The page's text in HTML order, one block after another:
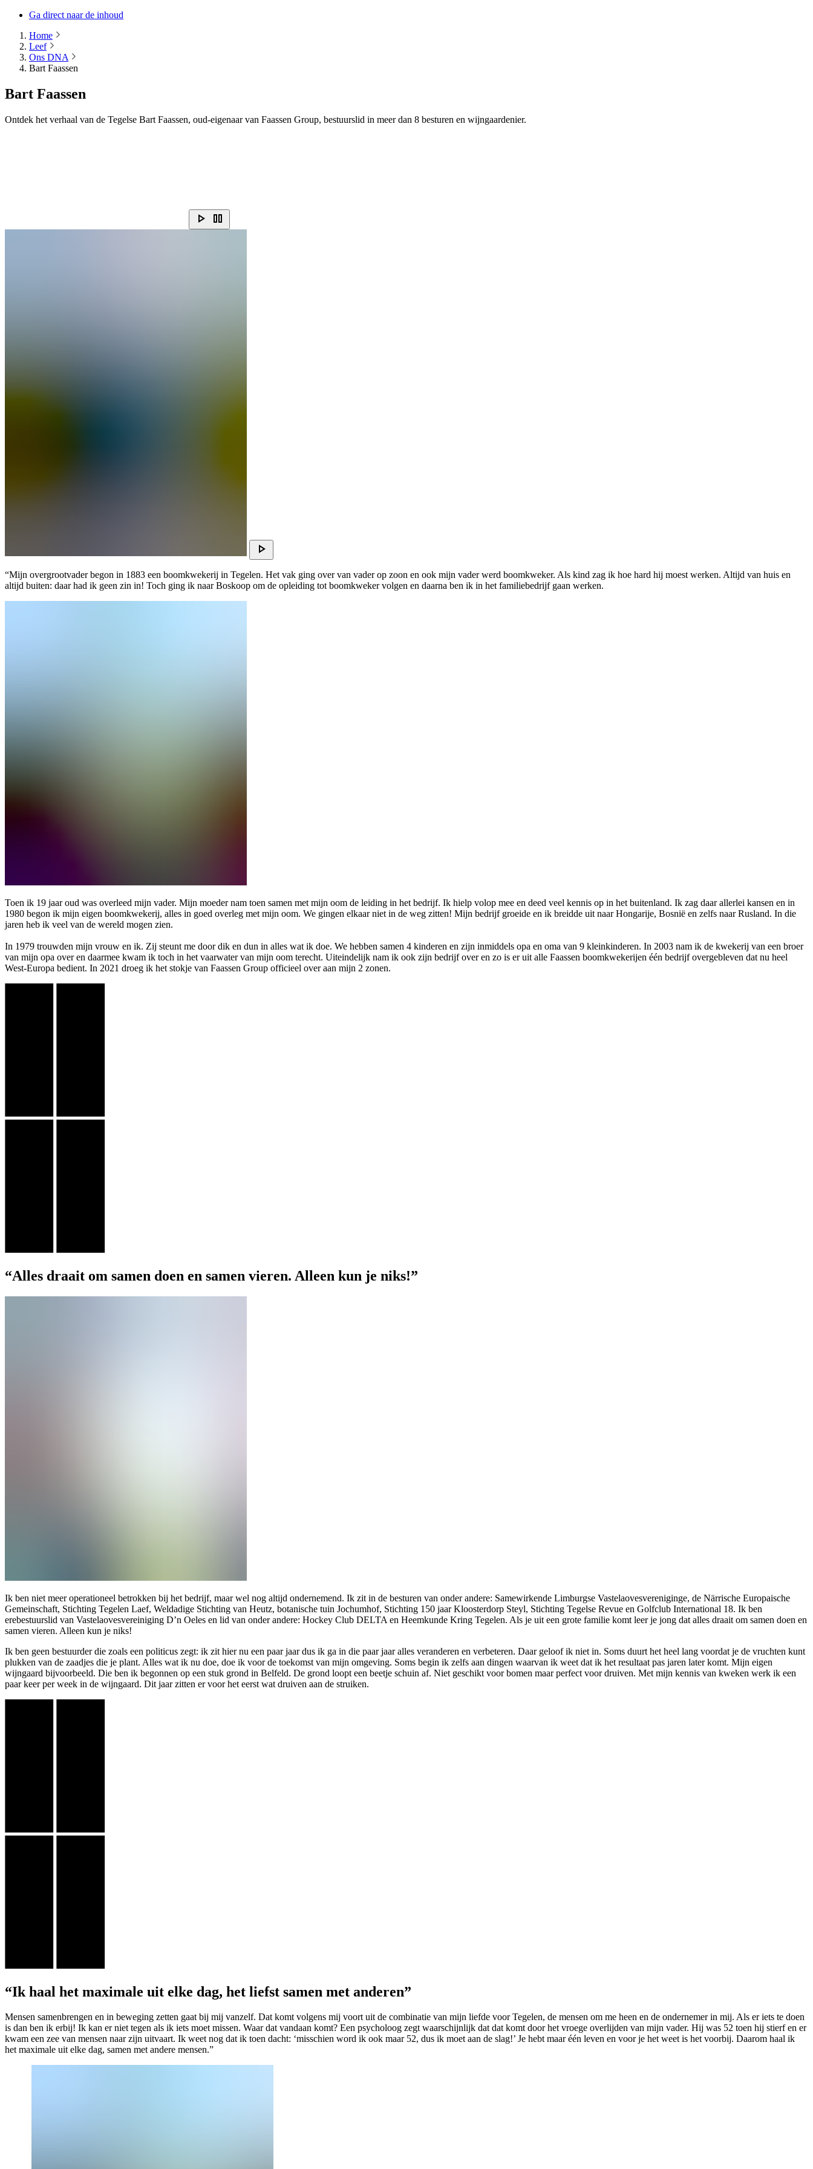
Ga direct naar de inhoud
Home
Leef
Ons DNA
Bart Faassen
Bart Faassen
Ontdek het verhaal van de Tegelse Bart Faassen, oud-eigenaar van Faassen Group, bestuurslid in meer dan 8 besturen en wijngaardenier.
“Mijn overgrootvader begon in 1883 een boomkwekerij in Tegelen. Het vak ging over van vader op zoon en ook mijn vader werd boomkweker. Als kind zag ik hoe hard hij moest werken. Altijd van huis en
altijd buiten: daar had ik geen zin in! Toch ging ik naar Boskoop om de opleiding tot boomkweker volgen en daarna ben ik in het familiebedrijf gaan werken.
Toen ik 19 jaar oud was overleed mijn vader. Mijn moeder nam toen samen met mijn oom de leiding in het bedrijf. Ik hielp volop mee en deed veel kennis op in het buitenland. Ik zag daar allerlei kansen en in
1980 begon ik mijn eigen boomkwekerij, alles in goed overleg met mijn oom. We gingen elkaar niet in de weg zitten! Mijn bedrijf groeide en ik breidde uit naar Hongarije, Bosnië en zelfs naar Rusland. In die
jaren heb ik veel van de wereld mogen zien.
In 1979 trouwden mijn vrouw en ik. Zij steunt me door dik en dun in alles wat ik doe. We hebben samen 4 kinderen en zijn inmiddels opa en oma van 9 kleinkinderen. In 2003 nam ik de kwekerij van een broer
van mijn opa over en daarmee kwam ik toch in het vaarwater van mijn oom terecht. Uiteindelijk nam ik ook zijn bedrijf over en zo is er uit alle Faassen boomkwekerijen één bedrijf overgebleven dat nu heel
West-Europa bedient. In 2021 droeg ik het stokje van Faassen Group officieel over aan mijn 2 zonen.
“Alles draait om samen doen en samen vieren. Alleen kun je niks!”
Ik ben niet meer operationeel betrokken bij het bedrijf, maar wel nog altijd ondernemend. Ik zit in de besturen van onder andere: Samewirkende Limburgse Vastelaovesvereniginge, de Närrische Europaische
Gemeinschaft, Stichting Tegelen Laef, Weldadige Stichting van Heutz, botanische tuin Jochumhof, Stichting 150 jaar Kloosterdorp Steyl, Stichting Tegelse Revue en Golfclub International 18. Ik ben
erebestuurslid van Vastelaovesvereiniging D’n Oeles en lid van onder andere: Hockey Club DELTA en Heemkunde Kring Tegelen. Als je uit een grote familie komt leer je jong dat alles draait om samen doen en
samen vieren. Alleen kun je niks!
Ik ben geen bestuurder die zoals een politicus zegt: ik zit hier nu een paar jaar dus ik ga in die paar jaar alles veranderen en verbeteren. Daar geloof ik niet in. Soms duurt het heel lang voordat je de vruchten kunt
plukken van de zaadjes die je plant. Alles wat ik nu doe, doe ik voor de toekomst van mijn omgeving. Soms begin ik zelfs aan dingen waarvan ik weet dat ik het resultaat pas jaren later komt. Mijn eigen
wijngaard bijvoorbeeld. Die ben ik begonnen op een stuk grond in Belfeld. De grond loopt een beetje schuin af. Niet geschikt voor bomen maar perfect voor druiven. Met mijn kennis van kweken werk ik een
paar keer per week in de wijngaard. Dit jaar zitten er voor het eerst wat druiven aan de struiken.
“Ik haal het maximale uit elke dag, het liefst samen met anderen”
Mensen samenbrengen en in beweging zetten gaat bij mij vanzelf. Dat komt volgens mij voort uit de combinatie van mijn liefde voor Tegelen, de mensen om me heen en de ondernemer in mij. Als er iets te doen
is dan ben ik erbij! Ik kan er niet tegen als ik iets moet missen. Waar dat vandaan komt? Een psycholoog zegt waarschijnlijk dat dat komt door het vroege overlijden van mijn vader. Hij was 52 toen hij stierf en er
kwam een zee van mensen naar zijn uitvaart. Ik weet nog dat ik toen dacht: ‘misschien word ik ook maar 52, dus ik moet aan de slag!’ Je hebt maar één leven en voor je het weet is het voorbij. Daarom haal ik
het maximale uit elke dag, samen met andere mensen.”